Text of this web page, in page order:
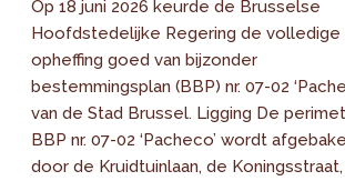
Op 18 juni 2026 keurde de Brusselse
Hoofdstedelijke Regering de volledige
opheffing goed van bijzonder
bestemmingsplan (BBP) nr. 07-02
van de Stad Brussel. Ligging De
BBP nr. 07-02 ‘Pacheco’ wordt
door de Kruidtuinlaan, de